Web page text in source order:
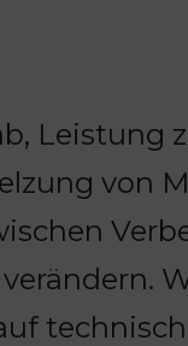
Leistung
von